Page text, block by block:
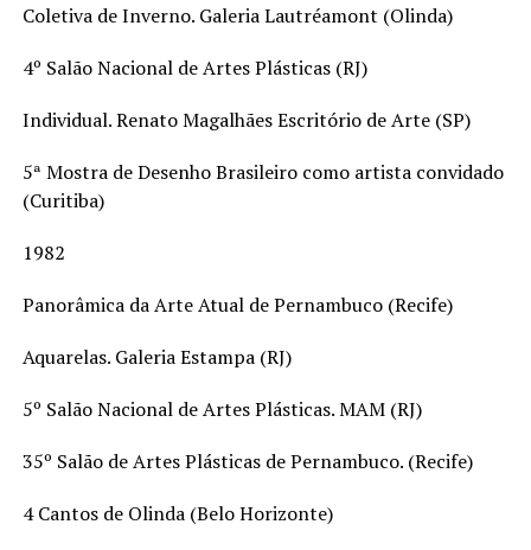
Coletiva de Inverno. Galeria Lautréamont (Olinda)
4º Salão Nacional de Artes Plásticas (RJ)
Individual. Renato Magalhães Escritório de Arte (SP)
5ª Mostra de Desenho Brasileiro como artista convidado
(Curitiba)
1982
Panorâmica da Arte Atual de Pernambuco (Recife)
Aquarelas. Galeria Estampa (RJ)
5º Salão Nacional de Artes Plásticas. MAM (RJ)
35º Salão de Artes Plásticas de Pernambuco. (Recife)
4 Cantos de Olinda (Belo Horizonte)